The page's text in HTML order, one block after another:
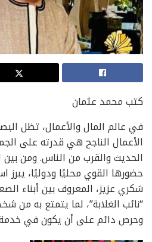
كتب محمد عثمان
في عالم المال والأعمال، تظل
الأعمال الناجح هي قدرته على
الحديث والقرب من الناس. ومن بين
حضورها القوي محليًا ودوليًا،
شكري عزيز، المعروف بين أبناء
“نائب الغلابة”، لما يتمتع به من
وحرص دائم على أن يكون في